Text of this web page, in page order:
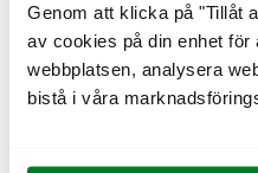
Genom att klicka på "Tillåt
av cookies på din enhet för
webbplatsen, analysera
bistå i våra
temperatur, allt för att